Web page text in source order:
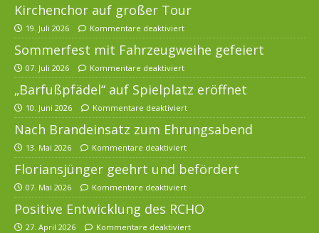
Kirchenchor auf großer Tour
19. Juli 2026 Kommentare deaktiviert
Sommerfest mit Fahrzeugweihe gefeiert
07. Juli 2026 Kommentare deaktiviert
„Barfußpfädel“ auf Spielplatz eröffnet
10. Juni 2026 Kommentare deaktiviert
Nach Brandeinsatz zum Ehrungsabend
13. Mai 2026 Kommentare deaktiviert
Floriansjünger geehrt und befördert
07. Mai 2026 Kommentare deaktiviert
Positive Entwicklung des RCHO
27. April 2026 Kommentare deaktiviert